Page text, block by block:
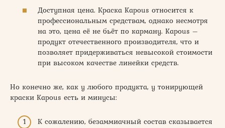
Доступная цена. Краска Kapous относится к
профессиональным средствам, однако несмотря
на это, цена её не бьёт по карману. Kapous –
продукт отечественного производителя, что и
позволяет придерживаться невысокой стоимости
при высоком качестве линейки средств.
Но конечно же, как у любого продукта, у тонирующей
краски Kapous есть и минусы:
К сожалению, безаммиачный состав сказывается